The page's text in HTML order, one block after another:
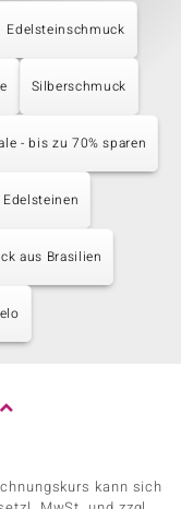
Edelsteinschmuck
Silberschmuck
- bis zu 70% sparen
aus Brasilien
kann sich